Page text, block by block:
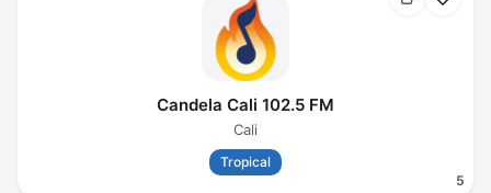
5
Candela Cali 102.5 FM
Cali
Tropical